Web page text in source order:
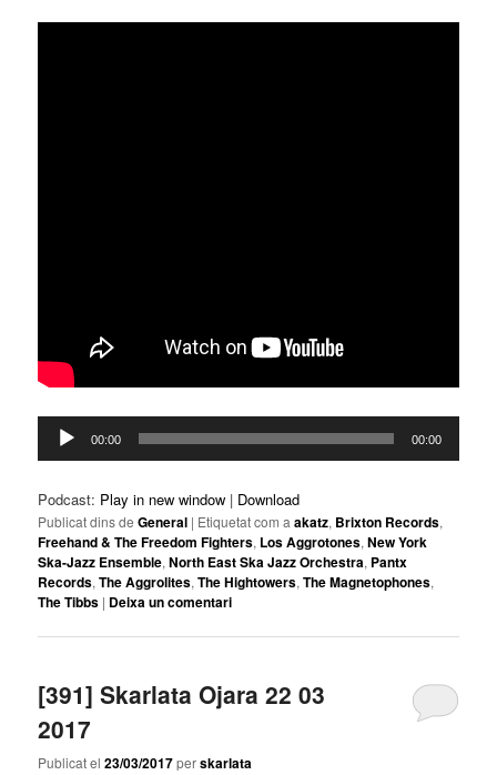
Reproductor
d'àudio
00:00 00:00
Podcast: Play in new window | Download
Publicat dins de General | Etiquetat com aakatz, Brixton Records,
Freehand & The Freedom Fighters, Los Aggrotones,New York
Ska-Jazz Ensemble,North East Ska Jazz Orchestra, Pantx
Records,The Aggrolites,The Hightowers,The Magnetophones,
The Tibbs | Deixa un comentari
[391] Skarlata Ojara 22 03
2017
Publicat el23/03/2017perskarlata